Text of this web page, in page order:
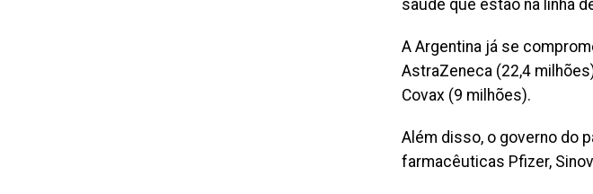
saúde que estão na linha
A Argentina já se
AstraZeneca (22,4
Covax (9 milhões).
Além disso, o governo do
farmacêuticas Pfizer,